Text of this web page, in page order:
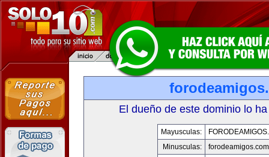
El dueño de este dominio lo
Mayusculas:
Minusculas:
forodeamigos.com